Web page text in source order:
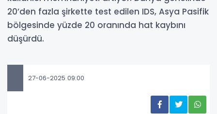
20’den fazla şirkette test edilen IDS, Asya Pasifik
bölgesinde yüzde 20 oranında hat kaybını
düşürdü.
27-06-2025 09:00